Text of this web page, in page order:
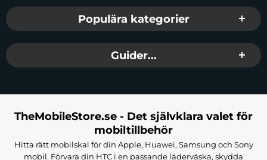
Populära kategorier
Guider...
TheMobileStore.se - Det självklara valet för
mobiltillbehör
Hitta rätt mobilskal för din Apple, Huawei, Samsung och Sony
mobil. Förvara din HTC i en passande läderväska, skydda